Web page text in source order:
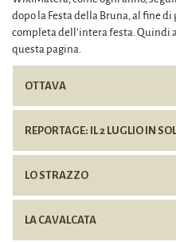
dopo la Festa della Bruna, al fine
completa dell’intera festa. Quindi
questa pagina.
OTTAVA
REPORTAGE: IL 2 LUGLIO IN
LO STRAZZO
LA CAVALCATA